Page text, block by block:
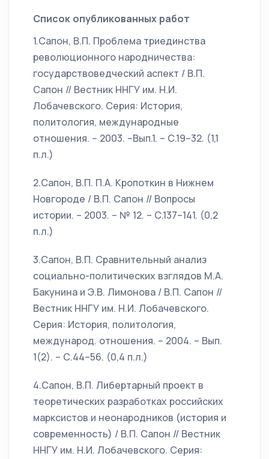
Список опубликованных работ
1.Сапон, В.П. Проблема триединства
революционного народничества:
государствоведческий аспект / В.П.
Сапон // Вестник ННГУ им. Н.И.
Лобачевского. Серия: История,
политология, международные
отношения. – 2003. –Вып.1. – С.19–32. (1,1
п.л.)
2.Сапон, В.П. П.А. Кропоткин в Нижнем
Новгороде / В.П. Сапон // Вопросы
истории. – 2003. – № 12. – С.137–141. (0,2
п.л.)
3.Сапон, В.П. Сравнительный анализ
социально-политических взглядов М.А.
Бакунина и Э.В. Лимонова / В.П. Сапон //
Вестник ННГУ им. Н.И. Лобачевского.
Серия: История, политология,
международ. отношения. – 2004. – Вып.
1(2). – С.44–56. (0,4 п.л.)
4.Сапон, В.П. Либертарный проект в
теоретических разработках российских
марксистов и неонародников (история и
современность) / В.П. Сапон // Вестник
ННГУ им. Н.И. Лобачевского. Серия: